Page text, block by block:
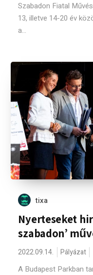
Szabadon Fiatal
13, illetve 14-20 év
a...
tixa
Nyerteseket
szabadon’
2022.09.14. Pályázat
A Budapest Parkban